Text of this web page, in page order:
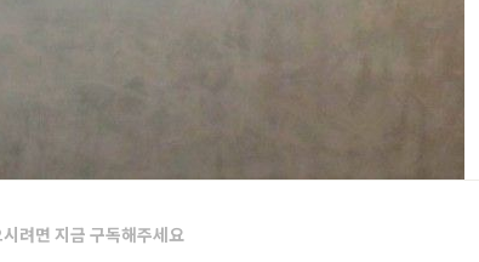
려면 지금 구독해주세요